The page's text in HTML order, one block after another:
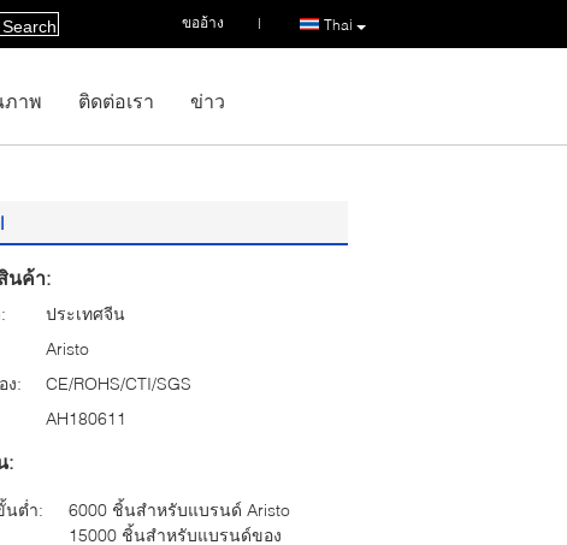
Thai
ขออ้าง |
Search
าพ ติดต่อเรา ข่าว
นค้า:
ประเทศจีน
Aristo
ง:
CE/ROHS/CTI/SGS
AH180611
:
นต่ำ:
6000 ชิ้นสำหรับแบรนด์ Aristo
15000 ชิ้นสำหรับแบรนด์ของ